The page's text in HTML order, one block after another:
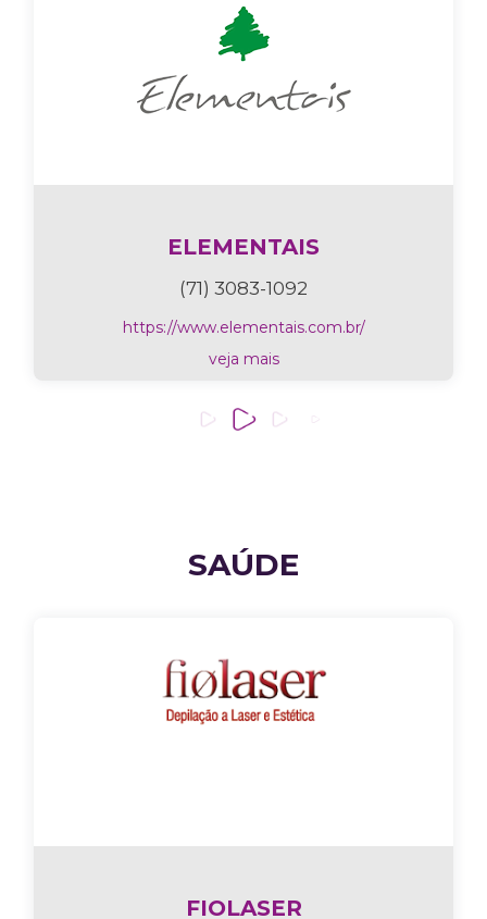
ELEMENTAIS
(71) 3083-1092
https://www.elementais.com.br/
veja mais
SAÚDE
FIOLASER